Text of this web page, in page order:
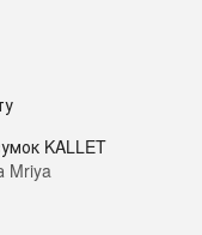
KALLET
Mriya